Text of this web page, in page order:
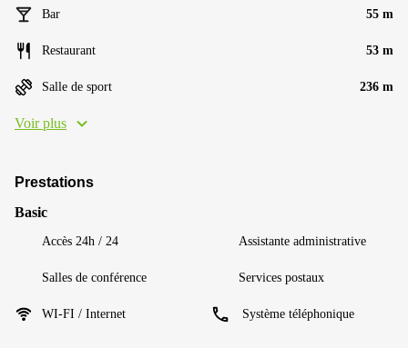
Bar 55 m
Restaurant 53 m
Salle de sport 236 m
Voir plus
Prestations
Basic
Accès 24h / 24 Assistante administrative
Salles de conférence Services postaux
WI-FI / Internet Système téléphonique